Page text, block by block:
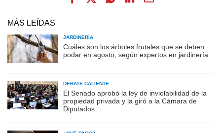
MÁS LEÍDAS
JARDINERÍA
Cuáles son los árboles frutales que se deben
podar en agosto, según expertos en jardinería
DEBATE CALIENTE
El Senado aprobó la ley de inviolabilidad de la
propiedad privada y la giró a la Cámara de
Diputados